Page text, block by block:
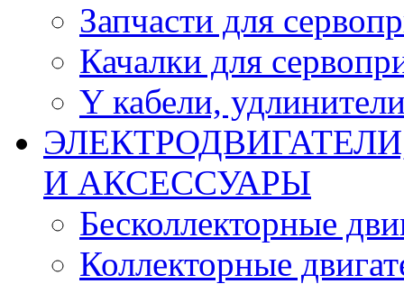
Запчасти для
Качалки для
Y кабели,
И АКСЕССУАРЫ
Бесколлекторные
Коллекторные